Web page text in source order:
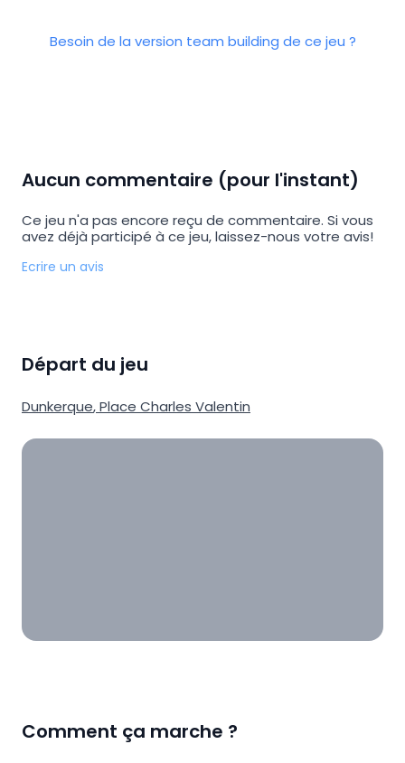
Besoin de la version team building de ce jeu ?
Aucun commentaire (pour l'instant)
Ce jeu n'a pas encore reçu de commentaire. Si vous
avez déjà participé à ce jeu, laissez-nous votre avis!
Ecrire un avis
Départ du jeu
Dunkerque,Place Charles Valentin
Comment ça marche ?